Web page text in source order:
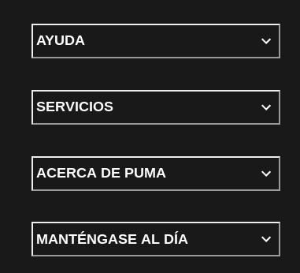
AYUDA
SERVICIOS
ACERCA DE PUMA
MANTÉNGASE AL DÍA